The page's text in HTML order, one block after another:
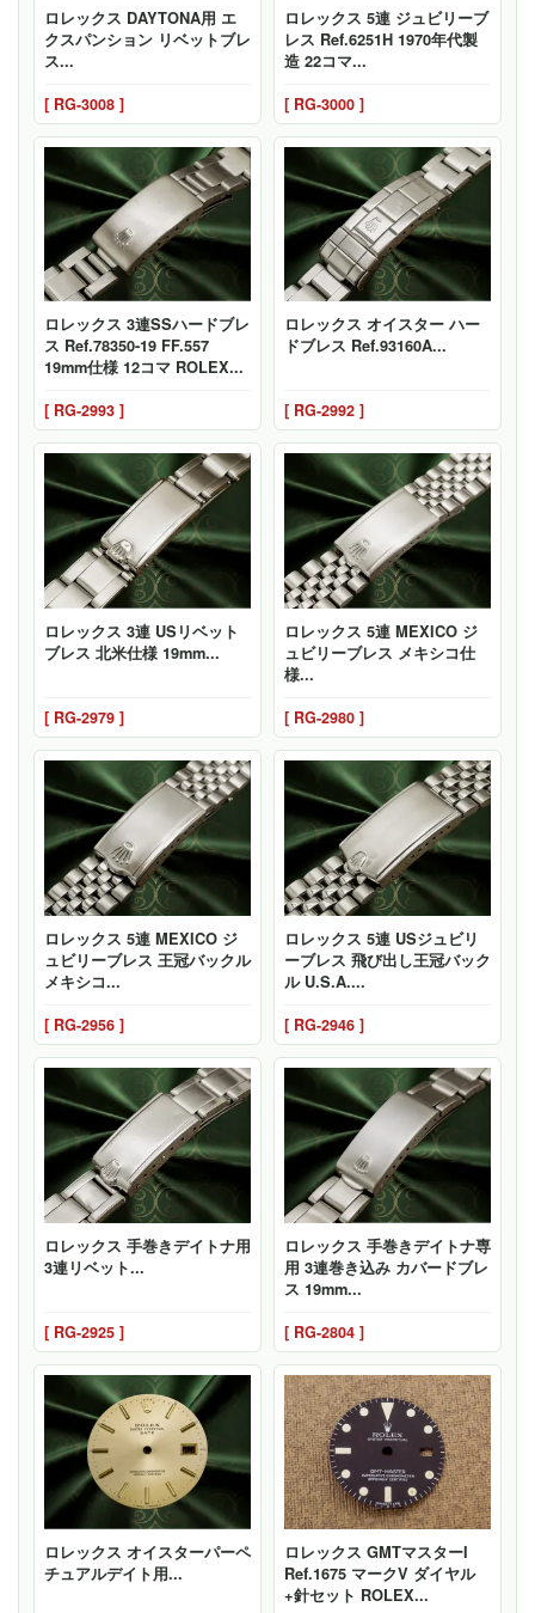
ロレックス DAYTONA用 エ
クスパンション リベットブレ
ス...
[ RG-3008 ]
ロレックス 5連 ジュビリーブ
レス Ref.6251H 1970年代製
造 22コマ...
[ RG-3000 ]
ロレックス 3連SSハードブレ
ス Ref.78350-19 FF.557
19mm仕様 12コマ ROLEX...
[ RG-2993 ]
ロレックス オイスター ハー
ドブレス Ref.93160A...
[ RG-2992 ]
ロレックス 3連 USリベット
ブレス 北米仕様 19mm...
[ RG-2979 ]
ロレックス 5連 MEXICO ジ
ュビリーブレス メキシコ仕
様...
[ RG-2980 ]
ロレックス 5連 MEXICO ジ
ュビリーブレス 王冠バックル
メキシコ...
[ RG-2956 ]
ロレックス 5連 USジュビリ
ーブレス 飛び出し王冠バック
ル U.S.A....
[ RG-2946 ]
ロレックス 手巻きデイトナ用
3連リベット...
[ RG-2925 ]
ロレックス 手巻きデイトナ専
用 3連巻き込み カバードブレ
ス 19mm...
[ RG-2804 ]
ロレックス オイスターパーペ
チュアルデイト用...
ロレックス GMTマスターI
Ref.1675 マークV ダイヤル
+針セット ROLEX...